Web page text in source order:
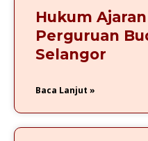
Hukum
Perguruan
Selangor
Baca Lanjut »